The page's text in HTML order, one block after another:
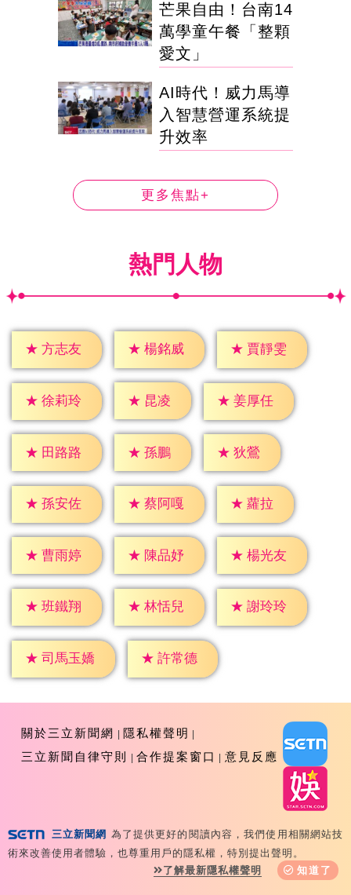
芒果自由！台南14
萬學童午餐「整顆
愛文」
AI時代！威力馬導
入智慧營運系統提
升效率
更多焦點+
熱門人物
★ 方志友 ★ 楊銘威 ★ 賈靜雯
★ 徐莉玲 ★ 昆凌 ★ 姜厚任
★ 田路路 ★ 孫鵬 ★ 狄鶯
★ 孫安佐 ★ 蔡阿嘎 ★ 蘿拉
★ 曹雨婷 ★ 陳品妤 ★ 楊光友
★ 班鐵翔 ★ 林恬兒 ★ 謝玲玲
★ 司馬玉嬌 ★ 許常德
關於三立新聞網
隱私權聲明
三立新聞自律守則
合作提案窗口 意見反應
Copyright ©2026 Sanlih E-Television All Rights
Reserved 版權所有 盜用必究 台北市內湖區舊宗路一段159
號 02-8792-8888
三立新聞網 為了提供更好的閱讀內容，我們使用相關網站技
術來改善使用者體驗，也尊重用戶的隱私權，特別提出聲明。
了解最新隱私權聲明
知道了